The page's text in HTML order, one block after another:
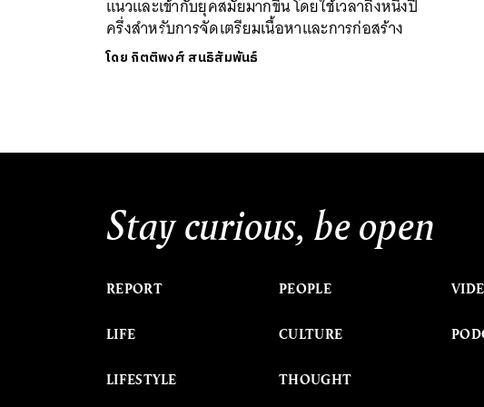
แนวและเข้ากับยุคสมัยมากขึ้น โดยใช้เวลาถึงหนึ่งปี
ครึ่งสำหรับการจัดเตรียมเนื้อหาและการก่อสร้าง
โดย กิตติพงศ์ สนธิสัมพันธ์
Stay curious, be open
REPORT
LIFE
LIFESTYLE
PEOPLE
CULTURE
THOUGHT